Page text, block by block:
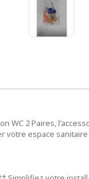
WC 2 Paires,
votre espace